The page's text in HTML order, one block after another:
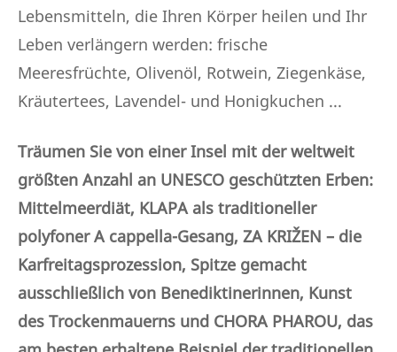
Lebensmitteln, die Ihren Körper heilen und Ihr
Leben verlängern werden: frische
Meeresfrüchte, Olivenöl, Rotwein, Ziegenkäse,
Kräutertees, Lavendel- und Honigkuchen ...
Träumen Sie von einer Insel mit der weltweit
größten Anzahl an UNESCO geschützten Erben:
Mittelmeerdiät, KLAPA als traditioneller
polyfoner A cappella-Gesang, ZA KRIŽEN – die
Karfreitagsprozession, Spitze gemacht
ausschließlich von Benediktinerinnen, Kunst
des Trockenmauerns und CHORA PHAROU, das